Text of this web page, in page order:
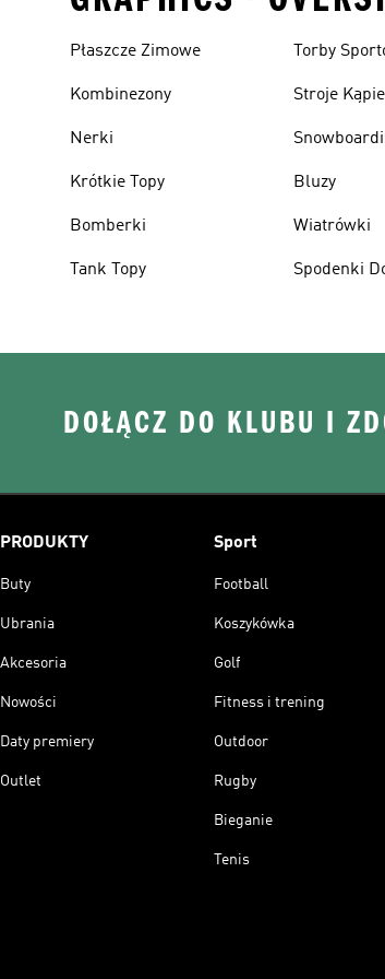
Płaszcze Zimowe
Kombinezony
Nerki
Krótkie Topy
Bomberki
Tank Topy
Torby
Stroje
Bluzy
Wiatrówki
Spodenki
DOŁĄCZ DO KLUBU I
PRODUKTY
Buty
Ubrania
Akcesoria
Nowości
Daty premiery
Outlet
Sport
Football
Koszykówka
Golf
Fitness i trening
Outdoor
Rugby
Bieganie
Tenis